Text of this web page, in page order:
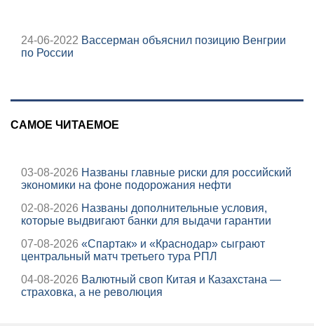
24-06-2022 Вассерман объяснил позицию Венгрии
по России
САМОЕ ЧИТАЕМОЕ
03-08-2026 Названы главные риски для российский
экономики на фоне подорожания нефти
02-08-2026 Названы дополнительные условия,
которые выдвигают банки для выдачи гарантии
07-08-2026 «Спартак» и «Краснодар» сыграют
центральный матч третьего тура РПЛ
04-08-2026 Валютный своп Китая и Казахстана —
страховка, а не революция